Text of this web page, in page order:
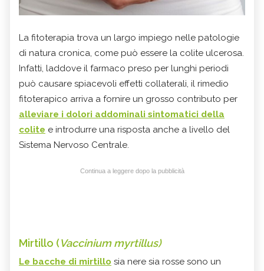
La fitoterapia trova un largo impiego nelle patologie
di natura cronica, come può essere la colite ulcerosa.
Infatti, laddove il farmaco preso per lunghi periodi
può causare spiacevoli effetti collaterali, il rimedio
fitoterapico arriva a fornire un grosso contributo per
alleviare i dolori addominali sintomatici della
colite e introdurre una risposta anche a livello del
Sistema Nervoso Centrale.
Continua a leggere dopo la pubblicità
Mirtillo (Vaccinium myrtillus)
Le bacche di mirtillo sia nere sia rosse sono un